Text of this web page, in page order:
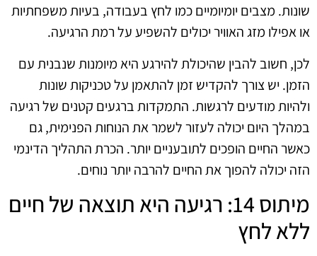
שונות. מצבים יומיומיים כמו לחץ בעבודה, בעיות משפחתיות
או אפילו מזג האוויר יכולים להשפיע על רמת הרגיעה.
לכן, חשוב להבין שהיכולת להירגע היא מיומנות שנבנית עם
הזמן. יש צורך להקדיש זמן להתאמן על טכניקות שונות
ולהיות מודעים לרגשות. התמקדות ברגעים קטנים של רגיעה
במהלך היום יכולה לעזור לשמר את הנוחות הפנימית, גם
כאשר החיים הופכים לתובעניים יותר. הכרת התהליך הדינמי
הזה יכולה להפוך את החיים להרבה יותר נוחים.
מיתוס 14: רגיעה היא תוצאה של חיים
ללא לחץ